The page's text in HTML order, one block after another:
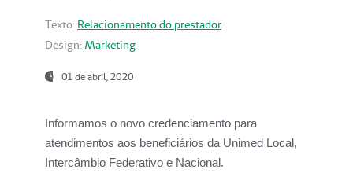
Texto: Relacionamento do prestador
Design: Marketing
01 de abril, 2020
Informamos o novo credenciamento para
atendimentos aos beneficiários da Unimed Local,
Intercâmbio Federativo e Nacional.